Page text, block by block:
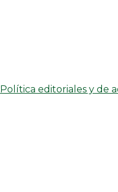
Política editoriales y de